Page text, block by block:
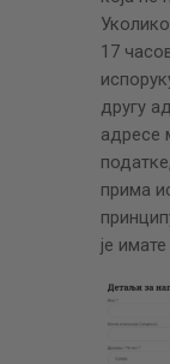
17
другу
адресе
прима
је